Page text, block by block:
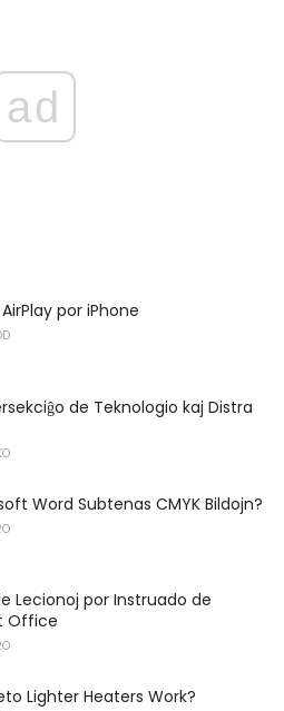
ad
por iPhone
de Teknologio kaj Distra
Word Subtenas CMYK Bildojn?
Lecionoj por Instruado de
Office
Lighter Heaters Work?